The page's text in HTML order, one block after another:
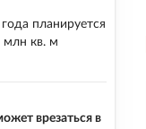
планируется
млн кв. м
врезаться в